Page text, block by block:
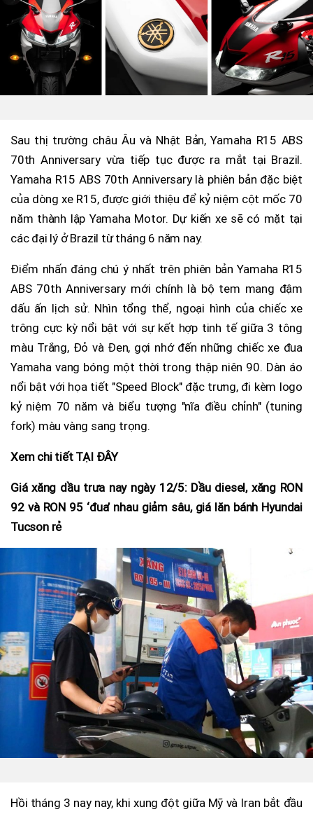
Sau thị trường châu Âu và Nhật Bản, Yamaha R15 ABS
70th Anniversary vừa tiếp tục được ra mắt tại Brazil.
Yamaha R15 ABS 70th Anniversary là phiên bản đặc biệt
của dòng xe R15, được giới thiệu để kỷ niệm cột mốc 70
năm thành lập Yamaha Motor. Dự kiến xe ​​sẽ có mặt tại
các đại lý ở Brazil từ tháng 6 năm nay.
Điểm nhấn đáng chú ý nhất trên phiên bản Yamaha R15
ABS 70th Anniversary mới chính là bộ tem mang đậm
dấu ấn lịch sử. Nhìn tổng thể, ngoại hình của chiếc xe
trông cực kỳ nổi bật với sự kết hợp tinh tế giữa 3 tông
màu Trắng, Đỏ và Đen, gợi nhớ đến những chiếc xe đua
Yamaha vang bóng một thời trong thập niên 90. Dàn áo
nổi bật với họa tiết "Speed Block" đặc trưng, đi kèm logo
kỷ niệm 70 năm và biểu tượng "nĩa điều chỉnh" (tuning
fork) màu vàng sang trọng.
Xem chi tiết TẠI ĐÂY
Giá xăng dầu trưa nay ngày 12/5: Dầu diesel, xăng RON
92 và RON 95 ‘đua’ nhau giảm sâu, giá lăn bánh Hyundai
Tucson rẻ
Hồi tháng 3 nay nay, khi xung đột giữa Mỹ và Iran bắt đầu